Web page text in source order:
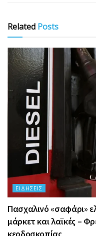
Related Posts
ΕΙΔΉΣΕΙΣ
Πασχαλινό «σαφάρι»
μάρκετ και λαϊκές –
κερδοσκοπίας